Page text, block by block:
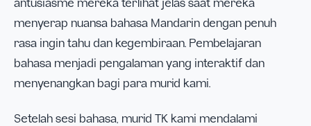
antusiasme mereka terlihat jelas saat mereka
menyerap nuansa bahasa Mandarin dengan penuh
rasa ingin tahu dan kegembiraan. Pembelajaran
bahasa menjadi pengalaman yang interaktif dan
menyenangkan bagi para murid kami.
Setelah sesi bahasa, murid TK kami mendalami